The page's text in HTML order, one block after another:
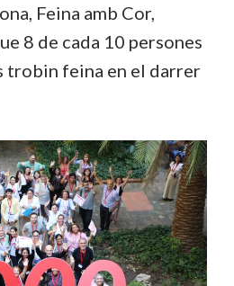
Feina amb Cor,
8 de cada 10 persones
trobin feina en el darrer